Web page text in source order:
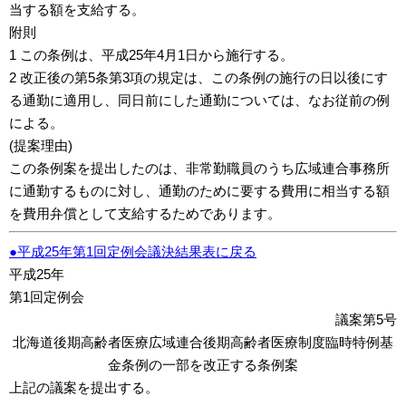
当する額を支給する。
附則
1 この条例は、平成25年4月1日から施行する。
2 改正後の第5条第3項の規定は、この条例の施行の日以後にす
る通勤に適用し、同日前にした通勤については、なお従前の例
による。
(提案理由)
この条例案を提出したのは、非常勤職員のうち広域連合事務所
に通勤するものに対し、通勤のために要する費用に相当する額
を費用弁償として支給するためであります。
●平成25年第1回定例会議決結果表に戻る
平成25年
第1回定例会
議案第5号
北海道後期高齢者医療広域連合後期高齢者医療制度臨時特例基
金条例の一部を改正する条例案
上記の議案を提出する。